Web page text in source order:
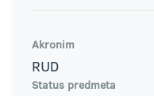
Akronim
RUD
Status predmeta